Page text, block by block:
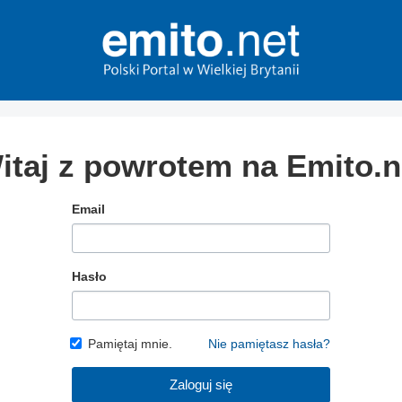
z powrotem na
Email
Hasło
Pamiętaj mnie. Nie pamiętasz hasła?
Zaloguj się